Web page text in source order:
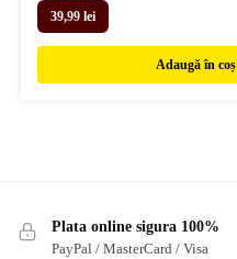
39,99 lei
Adaugă în coș
Plata online sigura 100%
PayPal / MasterCard / Visa